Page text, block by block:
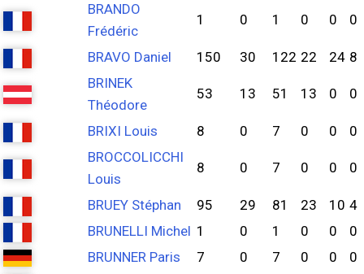
BRANDO
Frédéric
1 0 1 0 0 0
BRAVO Daniel 150 30 122 22 24 8
BRINEK
Théodore
53 13 51 13 0 0
BRIXI Louis 8 0 7 0 0
0
BROCCOLICCHI
Louis
8 0 7 0 0 0
BRUEY Stéphan 95 29 81 23 10 4
BRUNELLI Michel 1 0 1 0 0
0
BRUNNER Paris
7 0 7 0 0
0